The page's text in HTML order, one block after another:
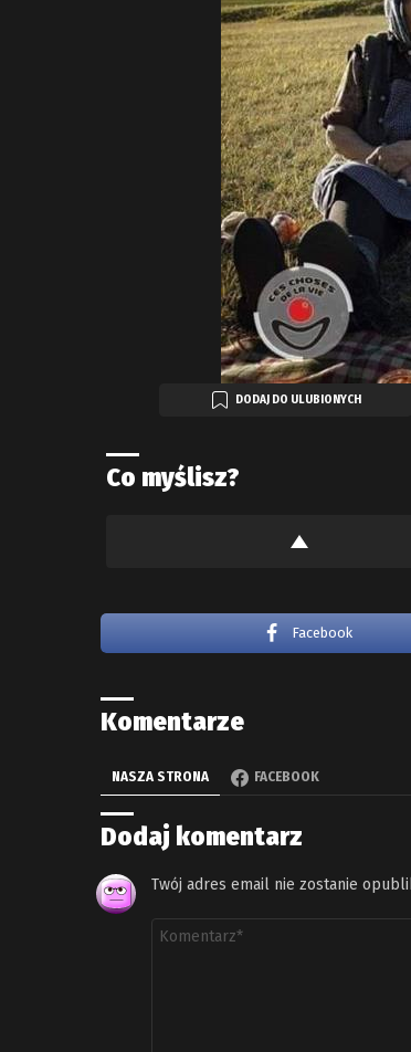
DODAJ DO ULUBIONYCH
Co myślisz?
Facebook
Komentarze
NASZA STRONA FACEBOOK
Dodaj komentarz
Twój adres email nie zostanie
Komentarz